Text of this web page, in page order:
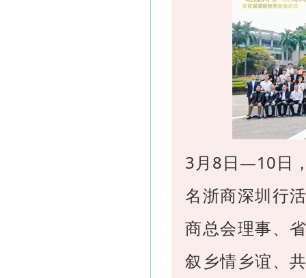
3月8日—10日
名浙商深圳行
商总会理事、
叙乡情乡谊、